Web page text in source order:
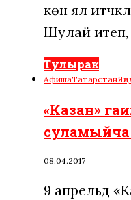
көн ял
Шулай итеп,
Тулырак
АфишаТатарстан
«Казан»
суламыйча
08.04.2017
9 апрельдә